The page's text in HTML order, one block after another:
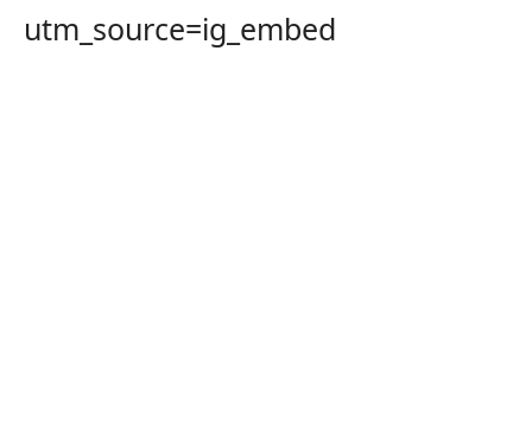
utm_source=ig_embed